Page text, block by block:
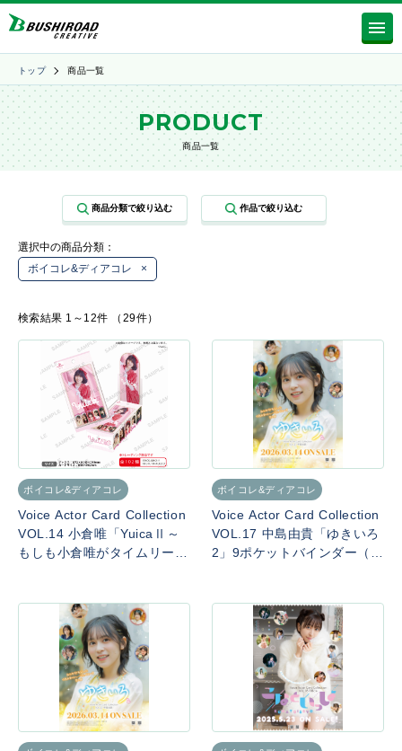
トップ 商品一覧
PRODUCT
商品一覧
選択中の商品分類：
ボイコレ&ディアコレ
×
検索結果 1～12件 （29件）
ボイコレ&ディアコレ
Voice Actor Card Collection
VOL.14 小倉唯「YuicaⅡ～
もしも小倉唯がタイムリープ
ボイコレ&ディアコレ
Voice Actor Card Collection
VOL.17 中島由貴「ゆきいろ
2」9ポケットバインダー（S